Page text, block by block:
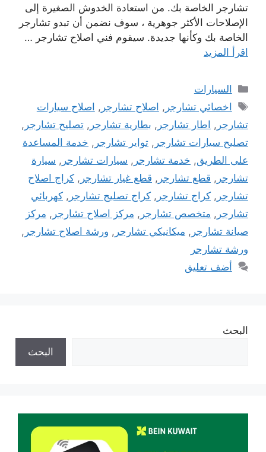
تشارجر الخاصة بك. من استعادة الخدوش الصغيرة إلى
الإصلاحات الأكثر جوهرية ، سوف نضمن أن تبدو تشارجر
الخاصة بك وكأنها جديدة. سيقوم فني اصلاح تشارجر …
اقرأ المزيد
التصنيفات
السيارات
الوسوم
اخصائي تشارجر , اصلاح تشارجر , اصلاح سيارات
تشارجر , اطار تشارجر , بطارية تشارجر , تصليح تشارجر ,
تصليح سيارات تشارجر , تواير تشارجر , خدمة المساعدة
على الطريق, خدمة تشارجر , سيارات تشارجر , سيارة
تشارجر , قطع تشارجر , قطع غيار تشارجر , كراج اصلاح
تشارجر , كراج تشارجر , كراج تصليج تشارجر , كهربائي
تشارجر , متخصص تشارجر , مركز اصلاح تشارجر , مركز
صيانة تشارجر , ميكانيكي تشارجر , ورشة اصلاح تشارجر ,
ورشة تشارجر
أضف تعليق
البحث
البحث